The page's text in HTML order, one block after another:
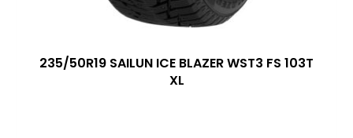
235/50R19 SAILUN ICE BLAZER WST3 FS 103T
XL